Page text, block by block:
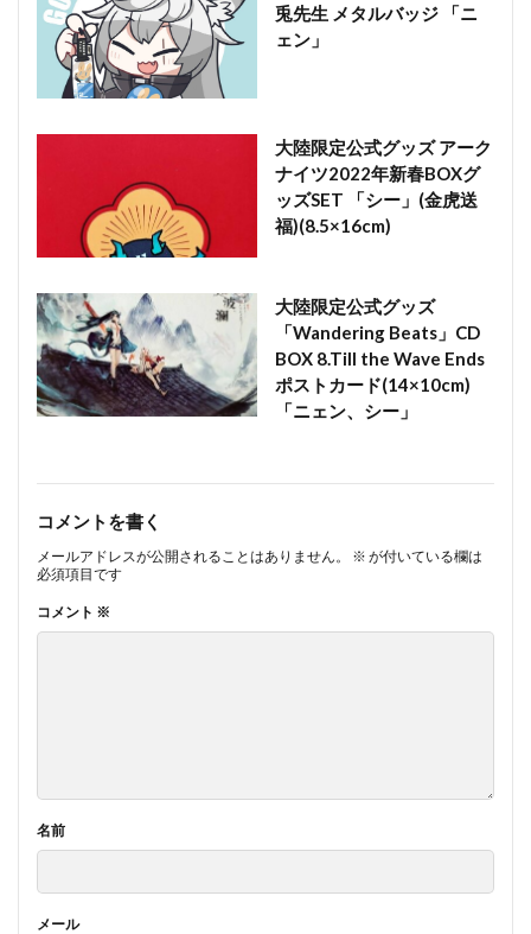
兎先生 メタルバッジ 「ニ
ェン」
大陸限定公式グッズ アーク
ナイツ2022年新春BOXグ
ッズSET 「シー」(金虎送
福)(8.5×16cm)
大陸限定公式グッズ
「Wandering Beats」CD
BOX 8.Till the Wave Ends
ポストカード(14×10cm)
「ニェン、シー」
コメントを書く
メールアドレスが公開されることはありません。 ※ が付いている欄は
必須項目です
コメント ※
名前
メール